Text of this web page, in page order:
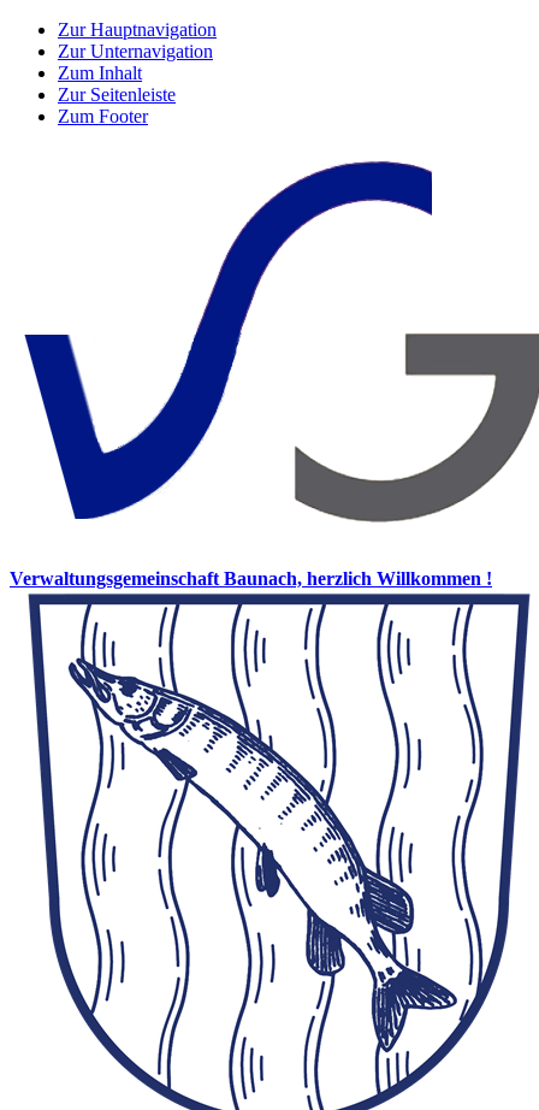
Zur Hauptnavigation
Zur Unternavigation
Zum Inhalt
Zur Seitenleiste
Zum Footer
Verwaltungsgemeinschaft Baunach, herzlich Willkommen !